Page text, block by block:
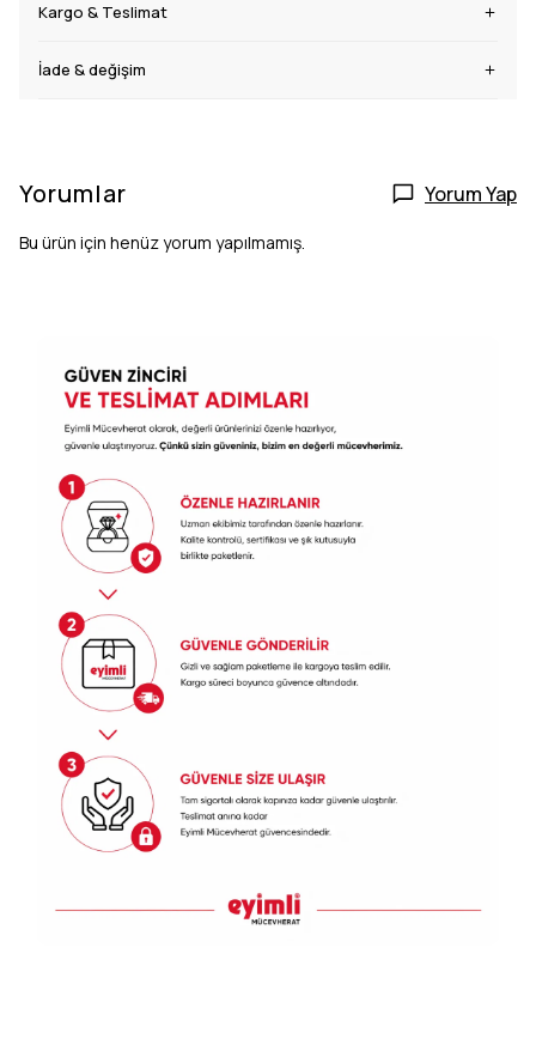
Kargo & Teslimat
İade & değişim
Yorumlar Yorum Yap
Bu ürün için henüz yorum yapılmamış.